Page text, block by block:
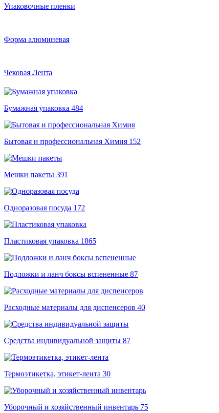
Упаковочные пленки
Форма алюминевая
Чековая Лента
Бумажная упаковка 484
Бытовая и профессиональная Химия 152
Мешки пакеты 391
Одноразовая посуда 172
Пластиковая упаковка 1865
Подложки и ланч боксы вспененные 87
Расходные материалы для диспенсеров 40
Средства индивидуальной защиты 87
Термоэтикетка, этикет-лента 30
Уборочный и хозяйственный инвентарь 75